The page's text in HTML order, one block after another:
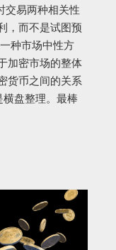
交易两种相关性
，而不是试图预
种市场中性方
加密市场的整体
货币之间的关系
盘整理。最棒